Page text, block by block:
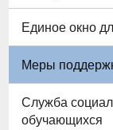
Единое окно
Меры
Служба
обучающихся